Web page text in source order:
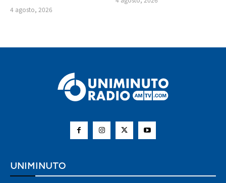
4 agosto, 2026
UNIMINUTO